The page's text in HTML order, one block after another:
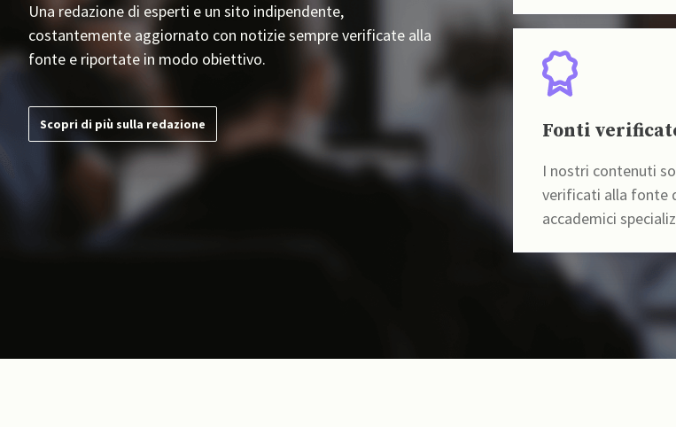
Una redazione di esperti e un sito indipendente,
costantemente aggiornato con notizie sempre verificate alla
fonte e riportate in modo obiettivo.
Scopri di più sulla redazione Fonti
I nostri contenuti
verificati alla fonte
accademici